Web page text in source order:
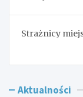
Strażnicy
Aktualności